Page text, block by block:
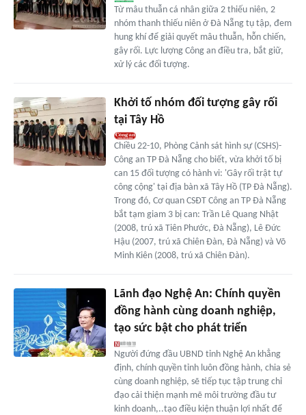
Từ mâu thuẫn cá nhân giữa 2 thiếu niên, 2
nhóm thanh thiếu niên ở Đà Nẵng tụ tập, đem
hung khí để giải quyết mâu thuẫn, hỗn chiến,
gây rối. Lực lượng Công an điều tra, bắt giữ,
xử lý các đối tượng.
Khởi tố nhóm đối tượng gây rối
tại Tây Hồ
Chiều 22-10, Phòng Cảnh sát hình sự (CSHS)-
Công an TP Đà Nẵng cho biết, vừa khởi tố bị
can 15 đối tượng có hành vi: 'Gây rối trật tự
công cộng' tại địa bàn xã Tây Hồ (TP Đà Nẵng).
Trong đó, Cơ quan CSĐT Công an TP Đà Nẵng
bắt tạm giam 3 bị can: Trần Lê Quang Nhật
(2008, trú xã Tiên Phước, Đà Nẵng), Lê Đức
Hậu (2007, trú xã Chiên Đàn, Đà Nẵng) và Võ
Minh Kiên (2008, trú xã Chiên Đàn).
Lãnh đạo Nghệ An: Chính quyền
đồng hành cùng doanh nghiệp,
tạo sức bật cho phát triển
Người đứng đầu UBND tỉnh Nghệ An khẳng
định, chính quyền tỉnh luôn đồng hành, chia sẻ
cùng doanh nghiệp, sẽ tiếp tục tập trung chỉ
đạo cải thiện mạnh mẽ môi trường đầu tư
kinh doanh,..tạo điều kiện thuận lợi nhất để